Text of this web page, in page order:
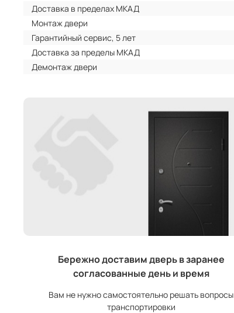
Доставка в пределах МКАД
Монтаж двери
Гарантийный сервис, 5 лет
Доставка за пределы МКАД
Демонтаж двери
Бережно доставим дверь в заранее
согласованные день и время
Вам не нужно самостоятельно решать вопросы
транспортировки